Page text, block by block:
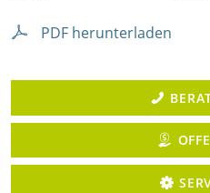
PDF herunterladen